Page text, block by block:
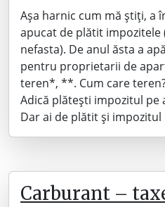
Așa harnic cum mă știți, a
apucat de plătit
nefasta). De anul ăsta a
pentru proprietarii de
teren*, **. Cum care
Adică plătești impozitul
Dar ai de plătit și
Carburant –